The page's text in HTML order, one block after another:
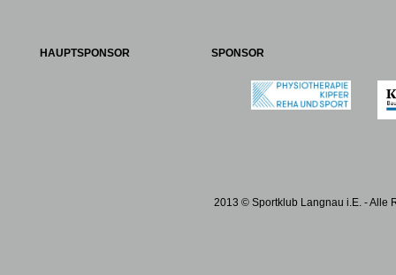
HAUPTSPONSOR SPONSOR
2013 © Sportklub Langnau i.E. - Alle